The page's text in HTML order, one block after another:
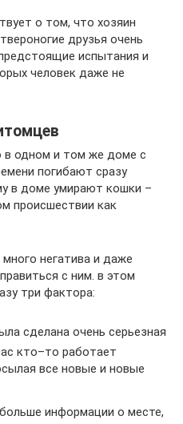
о том, что хозяин
друзья очень
испытания и
человек даже не
в одном и том же доме с
погибают сразу
в доме умирают кошки –
происшествии как
негатива и даже
с ним. в этом
три фактора:
сделана очень серьезная
кто–то работает
все новые и новые
информации о месте,